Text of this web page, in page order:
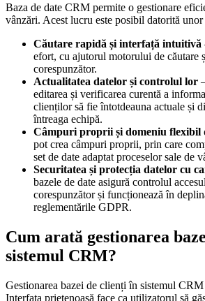
Baza de date CRM permite o gestionare
vânzări. Acest lucru este posibil datorită
Căutare rapidă și interfață intuitivă
efort, cu ajutorul motorului de căutare
corespunzător.
Actualitatea datelor și controlul lor
editarea și verificarea curentă a
clienților să fie întotdeauna actuale și
întreaga echipă.
Câmpuri proprii și domeniu flexibil
pot crea câmpuri proprii, prin care
set de date adaptat proceselor sale de
Securitatea și protecția datelor cu
bazele de date asigură controlul
corespunzător și funcționează în
reglementările GDPR.
Cum arată gestionarea
sistemul CRM?
Gestionarea bazei de clienți în sistemul
Interfața prietenoasă face ca utilizatorul să